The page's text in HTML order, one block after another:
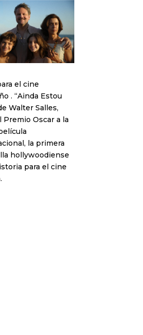
el cine
. “Ainda Estou
Walter Salles,
Premio Oscar a la
la primera
hollywoodiense
para el cine